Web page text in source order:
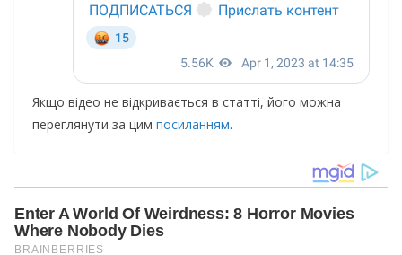
Якщо відео не відкривається в статті, його можна
переглянути за цим посиланням.